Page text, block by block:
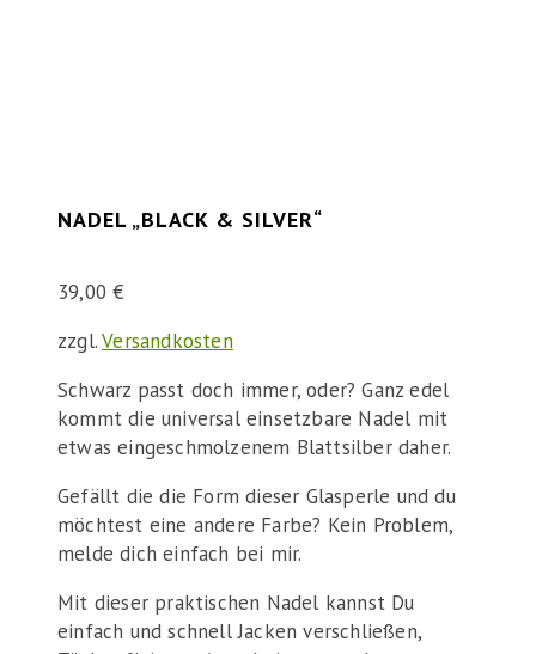
NADEL „BLACK & SILVER“
39,00€
zzgl.Versandkosten
Schwarz passt doch immer, oder? Ganz edel
kommt die universal einsetzbare Nadel mit
etwas eingeschmolzenem Blattsilber daher.
Gefällt die die Form dieser Glasperle und du
möchtest eine andere Farbe? Kein Problem,
melde dich einfach bei mir.
Mit dieser praktischen Nadel kannst Du
einfach und schnell Jacken verschließen,